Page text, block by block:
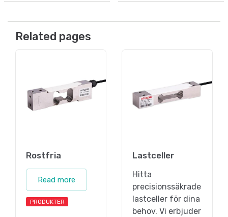
Related pages
Rostfria
Read more
PRODUKTER
Lastceller
Hitta
precisionssäkrade
lastceller för dina
behov. Vi erbjuder